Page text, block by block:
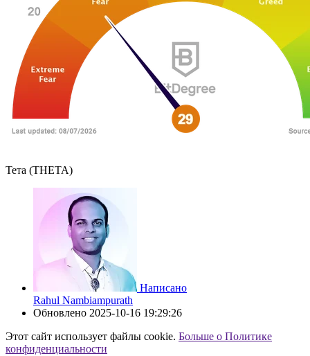
Тета (THETA)
Написано
Rahul Nambiampurath
Обновлено 2025-10-16 19:29:26
Этот сайт использует файлы cookie. Больше о Политике
конфиденциальности